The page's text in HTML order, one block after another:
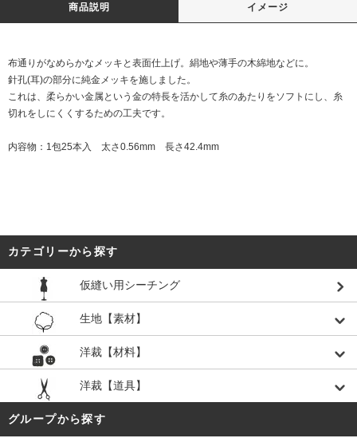
商品説明 イメージ
布通りがなめらかなメッキと表面仕上げ。絹地や薄手の木綿地などに。
針孔(耳)の部分に純金メッキを施しました。
これは、柔らかい金属という金の特長を活かして糸のあたりをソフトにし、糸
切れをしにくくするための工夫です。
内容物：1包25本入 太さ0.56mm 長さ42.4mm
カテゴリーから探す
仮縫い用シーチング
生地【素材】
洋裁【材料】
洋裁【道具】
グループから探す